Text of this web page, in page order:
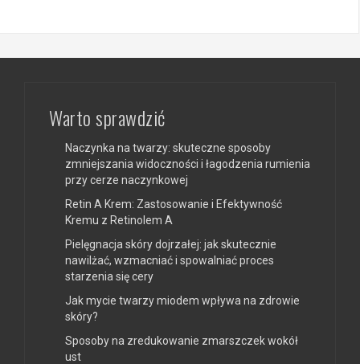
Warto sprawdzić
Naczynka na twarzy: skuteczne sposoby
zmniejszania widoczności i łagodzenia rumienia
przy cerze naczynkowej
Retin A Krem: Zastosowanie i Efektywność
Kremu z Retinolem A
Pielęgnacja skóry dojrzałej: jak skutecznie
nawilżać, wzmacniać i spowalniać proces
starzenia się cery
Jak mycie twarzy miodem wpływa na zdrowie
skóry?
Sposoby na zredukowanie zmarszczek wokół
ust